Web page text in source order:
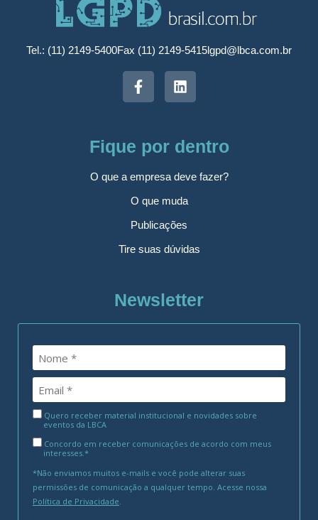
Tel.: (11) 2149-5400Fax (11) 2149-5415lgpd@lbca.com.br
Fique por dentro
O que a empresa deve fazer?
O que muda
Publicações
Tire suas dúvidas
Newsletter
Quero receber material institucional e novidades sobre
eventos da LBCA
Concordo em receber comunicações de acordo com meus
interesses.*
*Não enviamos muitos e-mails e você pode alterar suas
permissões de comunicação a qualquer tempo. Acesse nossa
Política de Privacidade.